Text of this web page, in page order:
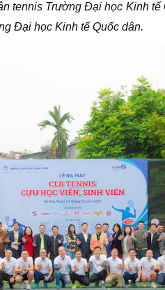
tennis Trường Đại học Kinh tế
Đại học Kinh tế Quốc dân.